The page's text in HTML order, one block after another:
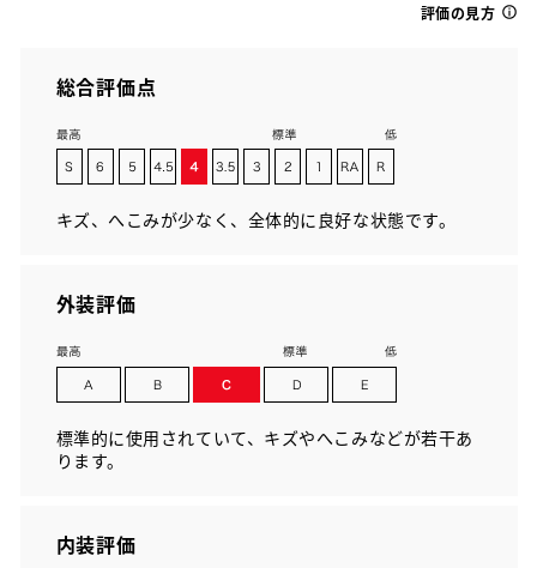
評価の見方
総合評価点
キズ、へこみが少なく、全体的に良好な状態です。
外装評価
標準的に使用されていて、キズやへこみなどが若干あ
ります。
内装評価